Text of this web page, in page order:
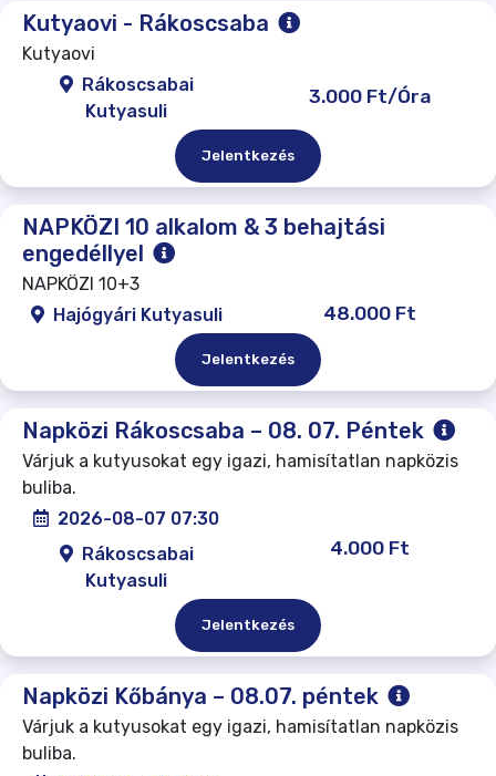
Kutyaovi - Rákoscsaba
Kutyaovi
Rákoscsabai
Kutyasuli
3.000 Ft/Óra
Jelentkezés
NAPKÖZI 10 alkalom & 3 behajtási
engedéllyel
NAPKÖZI 10+3
Hajógyári Kutyasuli
48.000 Ft
Jelentkezés
Napközi Rákoscsaba – 08. 07. Péntek
Várjuk a kutyusokat egy igazi, hamisítatlan napközis
buliba.
2026-08-07 07:30
Rákoscsabai
Kutyasuli
4.000 Ft
Jelentkezés
Napközi Kőbánya – 08.07. péntek
Várjuk a kutyusokat egy igazi, hamisítatlan napközis
buliba.